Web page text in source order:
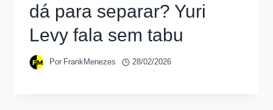
dá para separar? Yuri
Levy fala sem tabu
Por FrankMenezes 28/02/2026